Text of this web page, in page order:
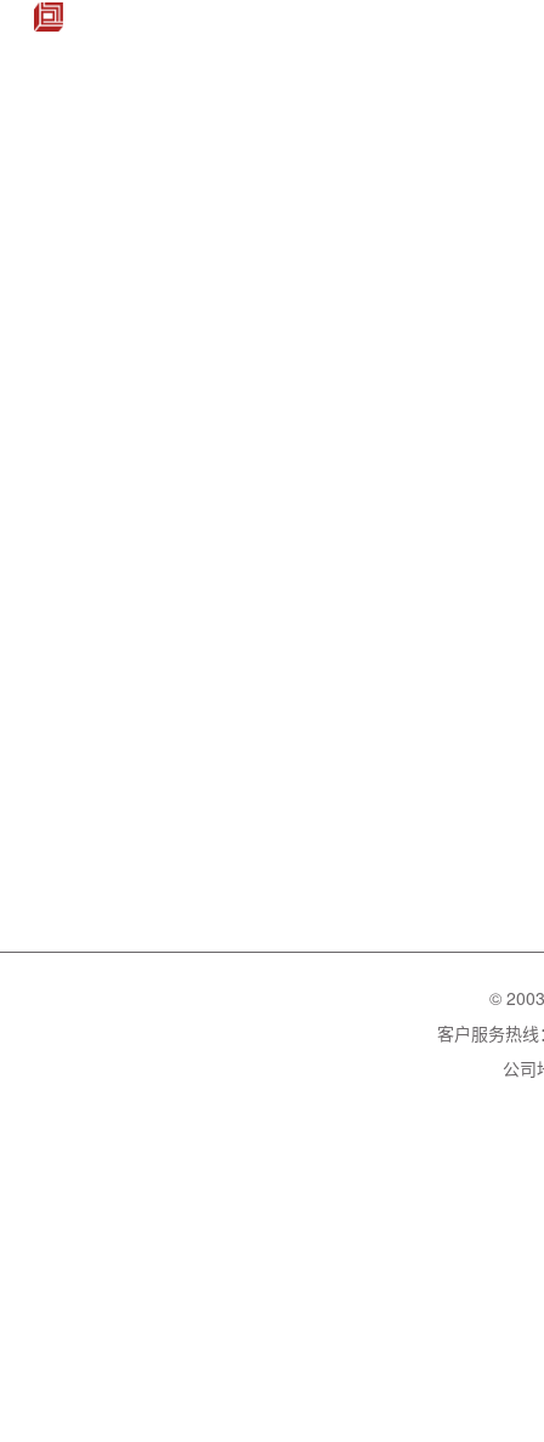
©
客户服务热
公司